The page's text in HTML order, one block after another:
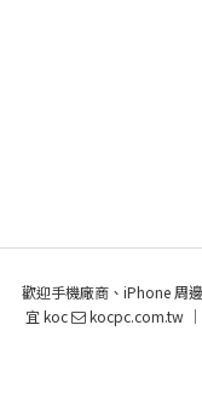
歡迎手機廠商、iPhone 周
宜 koc
kocpc.com.tw ｜